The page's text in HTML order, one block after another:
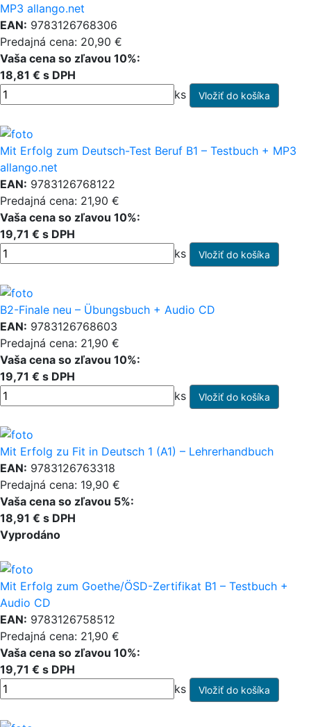
MP3 allango.net
EAN: 9783126768306
Predajná cena: 20,90 €
Vaša cena so zľavou 10%:
18,81 € s DPH
ks
Mit Erfolg zum Deutsch-Test Beruf B1 – Testbuch + MP3
allango.net
EAN: 9783126768122
Predajná cena: 21,90 €
Vaša cena so zľavou 10%:
19,71 € s DPH
ks
B2-Finale neu – Übungsbuch + Audio CD
EAN: 9783126768603
Predajná cena: 21,90 €
Vaša cena so zľavou 10%:
19,71 € s DPH
ks
Mit Erfolg zu Fit in Deutsch 1 (A1) – Lehrerhandbuch
EAN: 9783126763318
Predajná cena: 19,90 €
Vaša cena so zľavou 5%:
18,91 € s DPH
Vyprodáno
Mit Erfolg zum Goethe/ÖSD-Zertifikat B1 – Testbuch +
Audio CD
EAN: 9783126758512
Predajná cena: 21,90 €
Vaša cena so zľavou 10%:
19,71 € s DPH
ks